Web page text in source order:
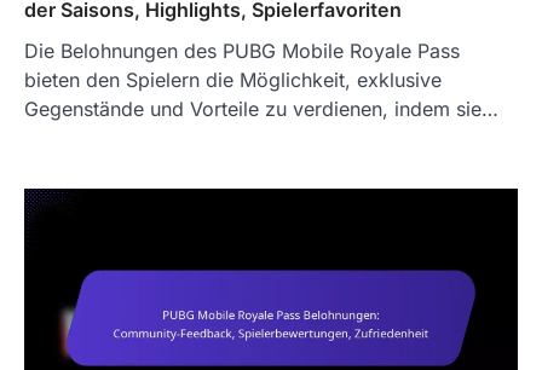
der Saisons, Highlights, Spielerfavoriten
Die Belohnungen des PUBG Mobile Royale Pass
bieten den Spielern die Möglichkeit, exklusive
Gegenstände und Vorteile zu verdienen, indem sie…